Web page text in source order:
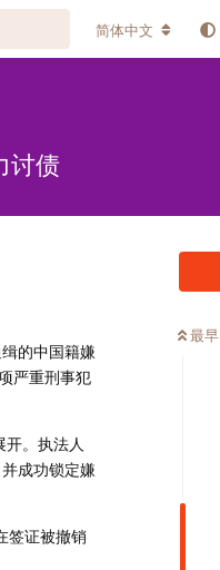
简体中文
讨债
最
的中国籍嫌
严重刑事犯
。执法人
成功锁定嫌
签证被撤销